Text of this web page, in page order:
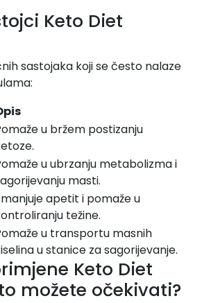
Keto Diet
sastojaka koji se često nalaze
u bržem postizanju
u ubrzanju metabolizma i
masti.
apetit i pomaže u
težine.
u transportu masnih
u stanice za sagorijevanje.
Keto Diet
možete očekivati?